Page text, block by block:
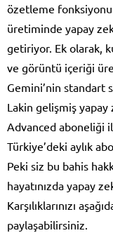
özetleme
üretiminde yapay
getiriyor. Ek olarak,
ve görüntü içeriği
Gemini’nin standart
Lakin gelişmiş
Advanced aboneliği
Türkiye’deki aylık
Peki siz bu bahis
hayatınızda yapay
Karşılıklarınızı
paylaşabilirsiniz.